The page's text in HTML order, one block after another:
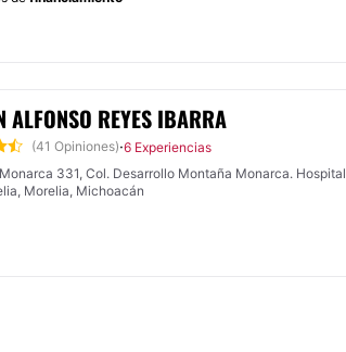
ALFONSO REYES IBARRA
(41 Opiniones)·6 Experiencias
331, Col. Desarrollo Montaña Monarca. Hospital
Morelia, Michoacán